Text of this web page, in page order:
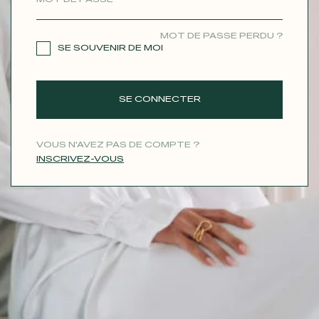
MOT DE PASSE PERDU ?
SE SOUVENIR DE MOI
SE CONNECTER
VOUS N'AVEZ PAS DE COMPTE ?
INSCRIVEZ-VOUS